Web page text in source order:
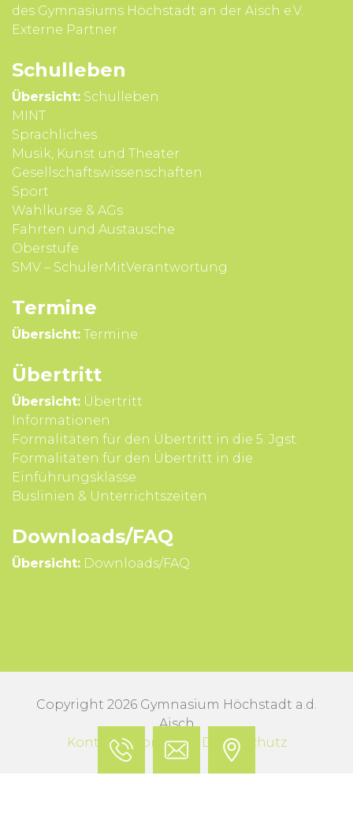
des Gymnasiums Höchstadt an der Aisch e.V.
Externe Partner
Schul­leben
Übersicht: Schulleben
MINT
Sprach­liches
Musik, Kunst und Theater
Gesell­schafts­wissen­schaften
Sport
Wahl­kurse & AGs
Fahrten und Aus­tausche
Ober­stufe
SMV – SchülerMitVerantwortung
Termine
Übersicht: Termine
Übertritt
Übersicht: Übertritt
Infor­mationen
Formali­täten für den Über­tritt in die 5. Jgst.
Formali­täten für den Über­tritt in die
Einführungsklasse
Buslinien & Unterrichts­zeiten
Downloads/FAQ
Übersicht: Downloads/FAQ
Copyright 2026 Gymnasium Höchstadt a.d.
Aisch
Kontakt Impressum Datenschutz